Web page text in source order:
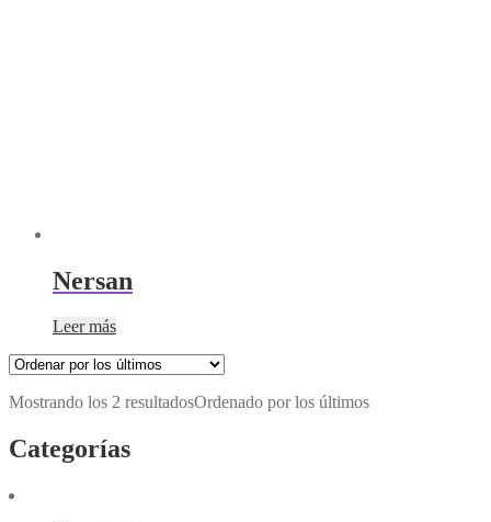
Nersan
Leer más
Mostrando los 2 resultadosOrdenado por los últimos
Categorías